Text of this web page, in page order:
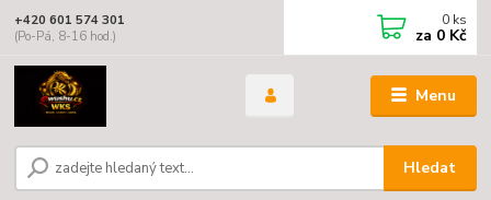
Menu
Hledat
+420 601 574 301
(Po-Pá, 8-16 hod.)
0 ks
za 0 Kč